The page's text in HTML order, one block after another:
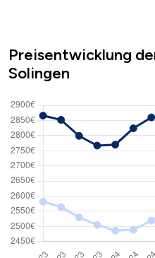
Preisentwicklung
Solingen